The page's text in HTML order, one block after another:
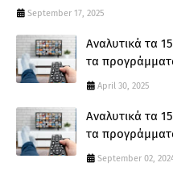
September 17, 2025
Αναλυτικά τα
τα
April 30, 2025
Αναλυτικά τα
τα
September 02,